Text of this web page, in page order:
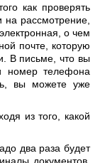
как проверять
на рассмотрение,
о чем
почте, которую
В письме, что вы
номер телефона
вы можете уже
из того, какой
два раза будет
документов,